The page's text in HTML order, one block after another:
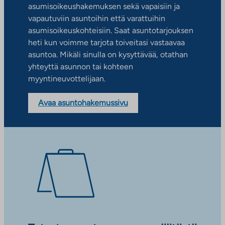
asumisoikeushakemuksen sekä vapaisiin ja
vapautuviin asuntoihin että varattuihin
asumisoikeuskohteisiin. Saat asuntotarjouksen
heti kun voimme tarjota toiveitasi vastaavaa
asuntoa. Mikäli sinulla on kysyttävää, otathan
yhteyttä asunnon tai kohteen
myyntineuvottelijaan.
Avaa asuntohakemussivu